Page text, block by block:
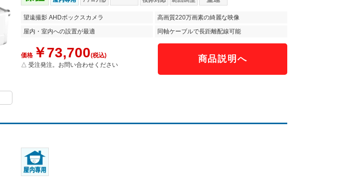
望遠撮影 AHDボックスカメラ
高画質220万画素の綺麗な映像
屋内・室内への設置が最適
同軸ケーブルで長距離配線可能
価格￥73,700(税込)
△ 受注発注。お問い合わせください
商品説明へ